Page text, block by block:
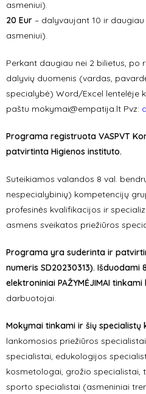
asmeniui).
20 Eur – dalyvaujant 10 ir
asmeniui).
Perkant daugiau nei 2 bilietus,
dalyvių duomenis (vardas,
specialybė) Word/Excel lentelėje
paštu mokymai@empatija.lt Pvz:
Programa registruota VASPVT
patvirtinta Higienos instituto.
Suteikiamos valandos 8 val.
nespecialybinių) kompetencijų
profesinės kvalifikacijos ir
asmens sveikatos priežiūros
Programa yra suderinta ir
numeris SD20230313). Išduodami
elektroniniai PAŽYMĖJIMAI
darbuotojai.
Mokymai tinkami ir šių specialistų
lankomosios priežiūros
specialistai, edukologijos
kosmetologai, grožio specialistai,
sporto specialistai (asmeniniai